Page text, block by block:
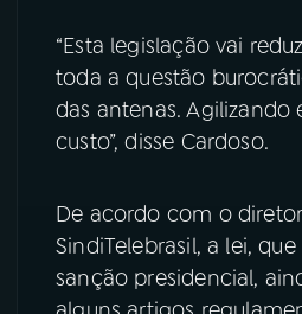
“Esta legislação vai
toda a questão
das antenas. Agilizando
custo”, disse Cardoso.
De acordo com o
SindiTelebrasil, a lei,
sanção presidencial,